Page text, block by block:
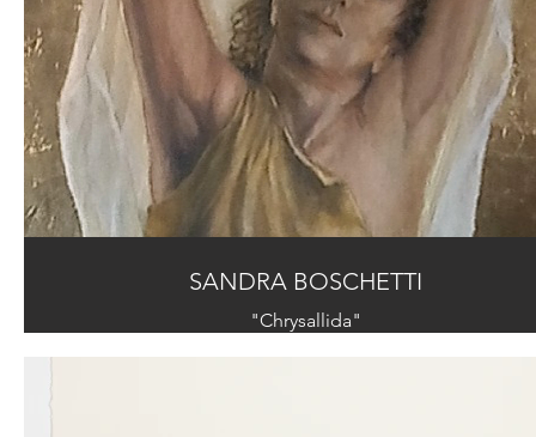
SANDRA BOSCHETTI
"Chrysallida"